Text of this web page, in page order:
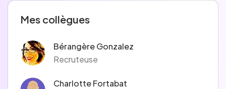
Mes collègues
Bérangère Gonzalez
Recruteuse
Charlotte Fortabat